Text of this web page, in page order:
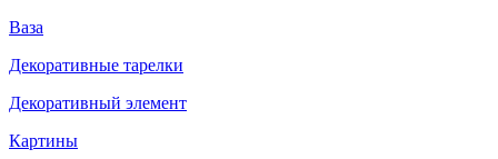
Ваза
Декоративные тарелки
Декоративный элемент
Картины